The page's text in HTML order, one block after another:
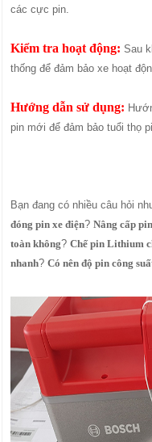
các cực pin.
Kiểm tra hoạt động: Sau
thống để đảm bảo xe hoạt
Hướng dẫn sử dụng:
pin mới để đảm bảo tuổi thọ
Bạn đang có nhiều câu hỏi
đóng pin xe điện?Nâng cấp
toàn không?Chế pin Lithium
nhanh?Có nên độ pin công